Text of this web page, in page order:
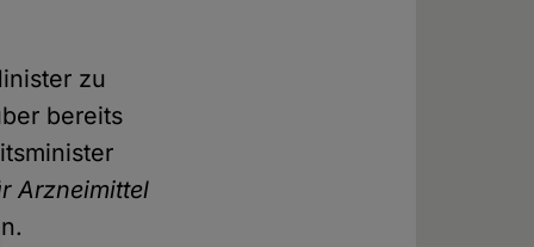
zu
bereits
Arzneimittel